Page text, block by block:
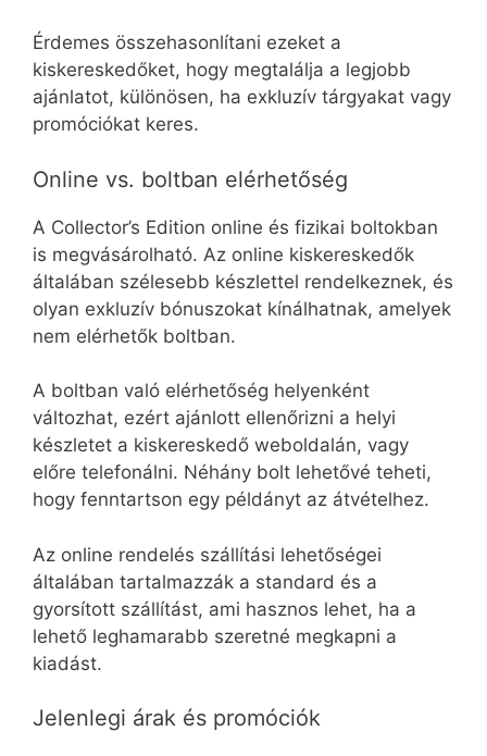
Érdemes összehasonlítani ezeket a
kiskereskedőket, hogy megtalálja a legjobb
ajánlatot, különösen, ha exkluzív tárgyakat vagy
promóciókat keres.
Online vs. boltban elérhetőség
A Collector’s Edition online és fizikai boltokban
is megvásárolható. Az online kiskereskedők
általában szélesebb készlettel rendelkeznek, és
olyan exkluzív bónuszokat kínálhatnak, amelyek
nem elérhetők boltban.
A boltban való elérhetőség helyenként
változhat, ezért ajánlott ellenőrizni a helyi
készletet a kiskereskedő weboldalán, vagy
előre telefonálni. Néhány bolt lehetővé teheti,
hogy fenntartson egy példányt az átvételhez.
Az online rendelés szállítási lehetőségei
általában tartalmazzák a standard és a
gyorsított szállítást, ami hasznos lehet, ha a
lehető leghamarabb szeretné megkapni a
kiadást.
Jelenlegi árak és promóciók